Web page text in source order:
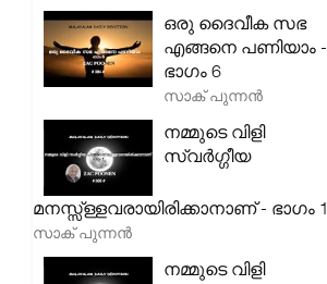
ഒരു ദൈവീക സഭ
എങ്ങനെ പണിയാം -
ഭാഗം 6
സാക് പുന്നൻ
നമ്മുടെ വിളി
സ്വർഗ്ഗീയ
മനസ്സ്ള്ളവരായിരിക്കാനാണ് - ഭാഗം 1
സാക് പുന്നൻ
നമ്മുടെ വിളി